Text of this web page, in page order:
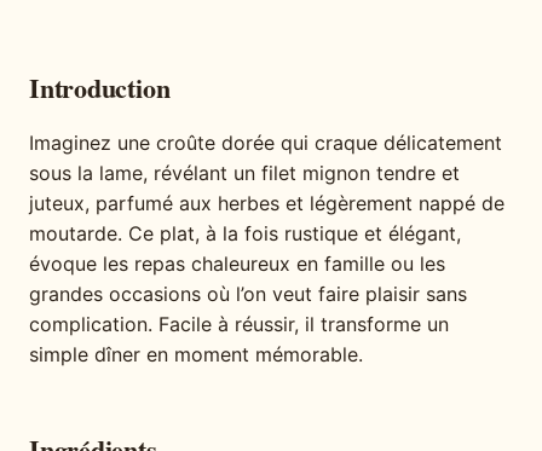
Introduction
Imaginez une croûte dorée qui craque délicatement
sous la lame, révélant un filet mignon tendre et
juteux, parfumé aux herbes et légèrement nappé de
moutarde. Ce plat, à la fois rustique et élégant,
évoque les repas chaleureux en famille ou les
grandes occasions où l’on veut faire plaisir sans
complication. Facile à réussir, il transforme un
simple dîner en moment mémorable.